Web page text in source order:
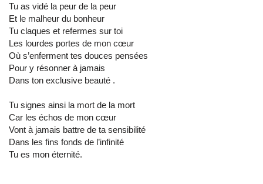
Tu as vidé la peur de la peur
Et le malheur du bonheur
Tu claques et refermes sur toi
Les lourdes portes de mon cœur
Où s’enferment tes douces pensées
Pour y résonner à jamais
Dans ton exclusive beauté .
Tu signes ainsi la mort de la mort
Car les échos de mon cœur
Vont à jamais battre de ta sensibilité
Dans les fins fonds de l’infinité
Tu es mon éternité.